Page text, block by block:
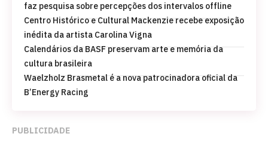
faz pesquisa sobre percepções dos intervalos offline
Centro Histórico e Cultural Mackenzie recebe exposição
inédita da artista Carolina Vigna
Calendários da BASF preservam arte e memória da
cultura brasileira
Waelzholz Brasmetal é a nova patrocinadora oficial da
B’Energy Racing
PUBLICIDADE